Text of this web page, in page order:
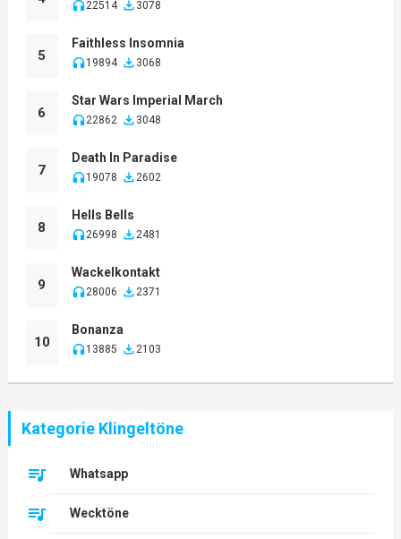
22514 3078
5
Faithless Insomnia
19894 3068
6
Star Wars Imperial March
22862 3048
7
Death In Paradise
19078 2602
8
Hells Bells
26998 2481
9
Wackelkontakt
28006 2371
10
Bonanza
13885 2103
Kategorie Klingeltöne
Whatsapp
Wecktöne